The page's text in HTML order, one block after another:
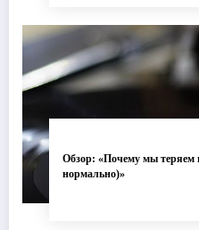
Обзор: «Почему мы теряем
нормально)»